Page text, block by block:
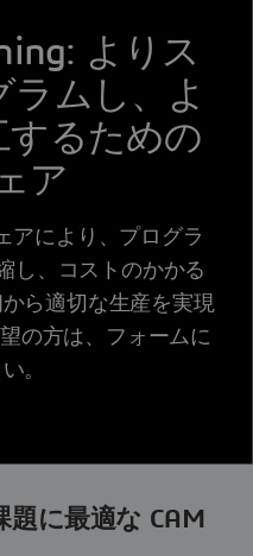
よりス
ラムし、よ
するための
ア
アにより、プログラ
し、コストのかかる
ら適切な生産を実現
の方は、フォームに
。
に最適な CAM